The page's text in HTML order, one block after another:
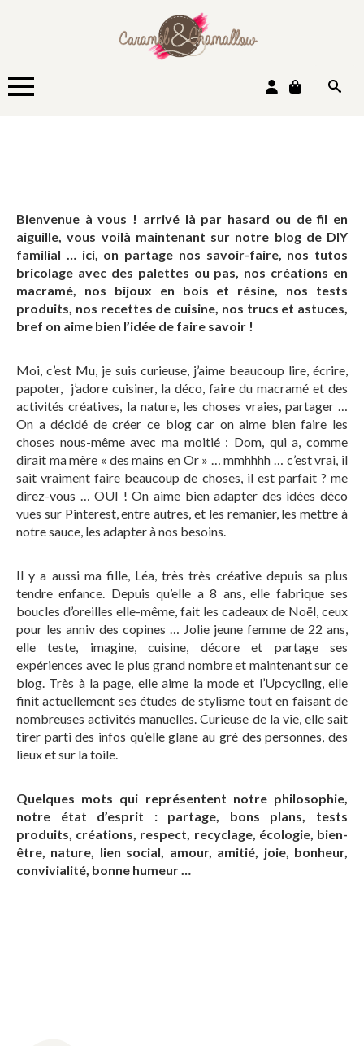
Bienvenue à vous ! arrivé là par hasard ou de fil en
aiguille, vous voilà maintenant sur notre blog de DIY
familial … ici, on partage nos savoir-faire, nos tutos
bricolage avec des palettes ou pas, nos créations en
macramé, nos bijoux en bois et résine, nos tests
produits, nos recettes de cuisine, nos trucs et astuces,
bref on aime bien l’idée de faire savoir !
Moi, c’est Mu, je suis curieuse, j’aime beaucoup lire, écrire,
papoter, j’adore cuisiner, la déco, faire du macramé et des
activités créatives, la nature, les choses vraies, partager …
On a décidé de créer ce blog car on aime bien faire les
choses nous-même avec ma moitié : Dom, qui a, comme
dirait ma mère « des mains en Or » … mmhhhh … c’est vrai, il
sait vraiment faire beaucoup de choses, il est parfait ? me
direz-vous … OUI ! On aime bien adapter des idées déco
vues sur Pinterest, entre autres, et les remanier, les mettre à
notre sauce, les adapter à nos besoins.
Il y a aussi ma fille, Léa, très très créative depuis sa plus
tendre enfance. Depuis qu’elle a 8 ans, elle fabrique ses
boucles d’oreilles elle-même, fait les cadeaux de Noël, ceux
pour les anniv des copines … Jolie jeune femme de 22 ans,
elle teste, imagine, cuisine, décore et partage ses
expériences avec le plus grand nombre et maintenant sur ce
blog. Très à la page, elle aime la mode et l’Upcycling, elle
finit actuellement ses études de stylisme tout en faisant de
nombreuses activités manuelles. Curieuse de la vie, elle sait
tirer parti des infos qu’elle glane au gré des personnes, des
lieux et sur la toile.
Quelques mots qui représentent notre philosophie,
notre état d’esprit : partage, bons plans, tests
produits, créations, respect, recyclage, écologie, bien-
être, nature, lien social, amour, amitié, joie, bonheur,
convivialité, bonne humeur …